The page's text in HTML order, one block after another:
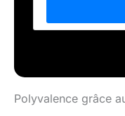
Finition
protéger les
pour les
Polyvalence grâce